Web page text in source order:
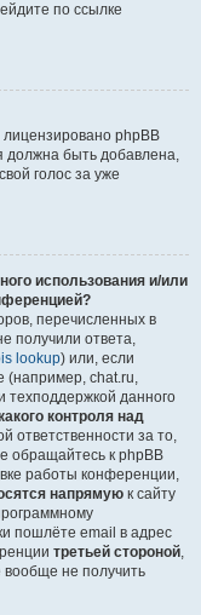
по ссылке
phpBB
должна быть добавлена,
голос за уже
использования и/или
перечисленных в
получили ответа,
lookup) или, если
(например, chat.ru,
техподдержкой данного
контроля над
ответственности за то,
обращайтесь к phpBB
работы конференции,
напрямую к сайту
пошлёте email в адрес
третьей стороной,
не получить